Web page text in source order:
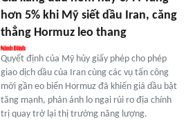
hơn 5% khi Mỹ siết dầu Iran, căng
thẳng Hormuz leo thang
Quyết định của Mỹ hủy giấy phép cho phép
giao dịch dầu của Iran cùng các vụ tấn công
mới gần eo biển Hormuz đã khiến giá dầu bật
tăng mạnh, phản ánh lo ngại rủi ro địa chính
trị quay trở lại thị trường năng lượng.